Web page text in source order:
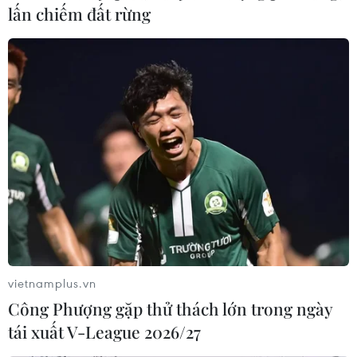
Mưa lũ, sạt lở tại Sri Lanka khiến 5
người thiệt mạng
04/08/2026 23:09
Thời tiết ngày 5/8: Bắc Bộ tiếp tục
mưa lớn, nguy cơ lũ quét và sạt lở đất
gia tăng
04/08/2026 23:08
lấn chiếm đất rừng
vietnamplus.vn
Công Phượng gặp thử thách lớn trong ngày
tái xuất V-League 2026/27